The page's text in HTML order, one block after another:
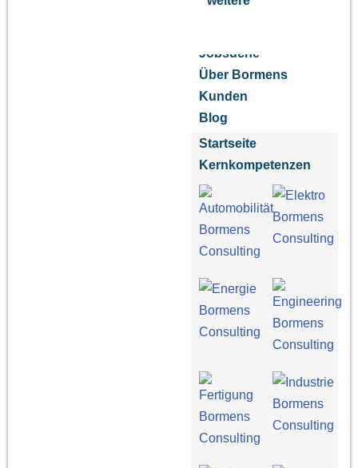
Jobsuche
Über Bormens
Kunden
Blog
Startseite
Kernkompetenzen